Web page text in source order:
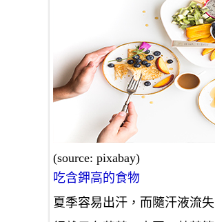
(source: pixabay)
吃含鉀高的食物
夏季容易出汗，而隨汗液流